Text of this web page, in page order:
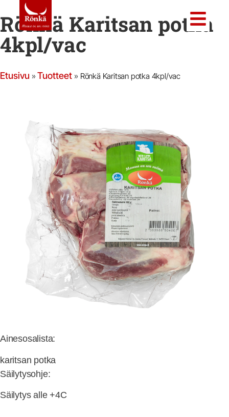
Rönkä Karitsan potka
4kpl/vac
Etusivu »Tuotteet » Rönkä Karitsan potka 4kpl/vac
Ainesosalista:
karitsan potka
Säilytysohje:
Säilytys alle +4C